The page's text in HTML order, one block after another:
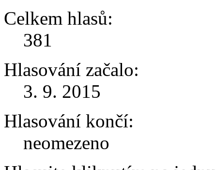
Celkem hlasů:
381
Hlasování začalo:
3. 9. 2015
Hlasování končí:
neomezeno